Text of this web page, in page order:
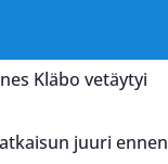
Kläbo vetäytyi
juuri ennen